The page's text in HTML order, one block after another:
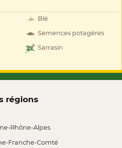
Blé
Semences potagères
Sarrasin
régions
Rhône-Alpes
Franche-Comté